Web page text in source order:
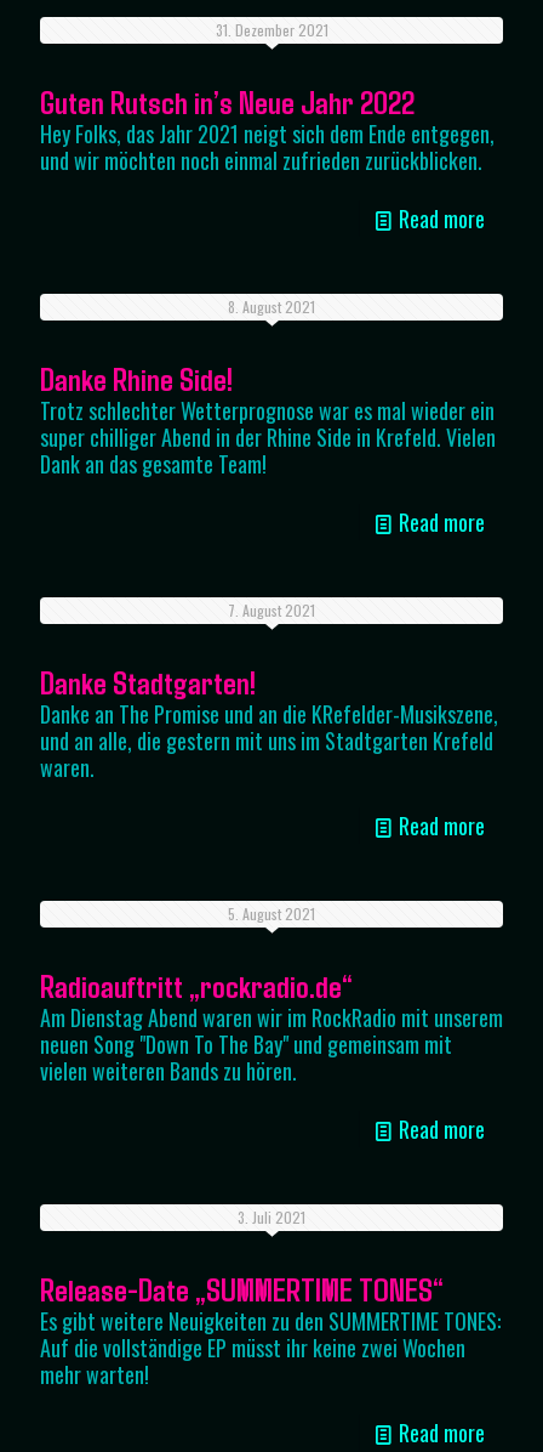
31. Dezember 2021
Guten Rutsch in’s Neue Jahr 2022
Hey Folks, das Jahr 2021 neigt sich dem Ende entgegen,
und wir möchten noch einmal zufrieden zurückblicken.
Read more
8. August 2021
Danke Rhine Side!
Trotz schlechter Wetterprognose war es mal wieder ein
super chilliger Abend in der Rhine Side in Krefeld. Vielen
Dank an das gesamte Team!
Read more
7. August 2021
Danke Stadtgarten!
Danke an The Promise und an die KRefelder-Musikszene,
und an alle, die gestern mit uns im Stadtgarten Krefeld
waren.
Read more
5. August 2021
Radioauftritt „rockradio.de“
Am Dienstag Abend waren wir im RockRadio mit unserem
neuen Song "Down To The Bay" und gemeinsam mit
vielen weiteren Bands zu hören.
Read more
3. Juli 2021
Release-Date „SUMMERTIME TONES“
Es gibt weitere Neuigkeiten zu den SUMMERTIME TONES:
Auf die vollständige EP müsst ihr keine zwei Wochen
mehr warten!
Read more